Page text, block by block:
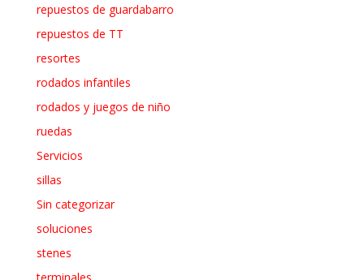
repuestos de guardabarro
repuestos de TT
resortes
rodados infantiles
rodados y juegos de niño
ruedas
Servicios
sillas
Sin categorizar
soluciones
stenes
terminales